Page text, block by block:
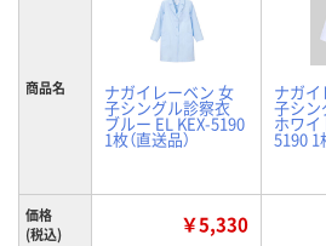
商品名 ナガイレーベン 女
子シングル診察衣
ブルー EL KEX-5190
1枚（直送品）
ナガ
子シン
ホワイ
5190 1
価格
(税込)
￥5,330